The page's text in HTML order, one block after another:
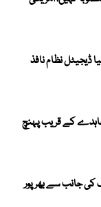
نیا ڈیجیٹل نظام نافذ
کے قریب پہنچ
جانب سے بھرپور